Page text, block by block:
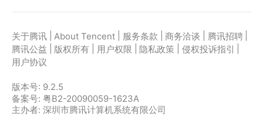
关于腾讯 About Tencent 服务条款 商务洽谈 腾讯招聘
腾讯公益
版权所有 用户权限 隐私政策 侵权投诉指引
用户协议
版本号: 9.2.5
备案号: 粤B2-20090059-1623A
主办者: 深圳市腾讯计算机系统有限公司